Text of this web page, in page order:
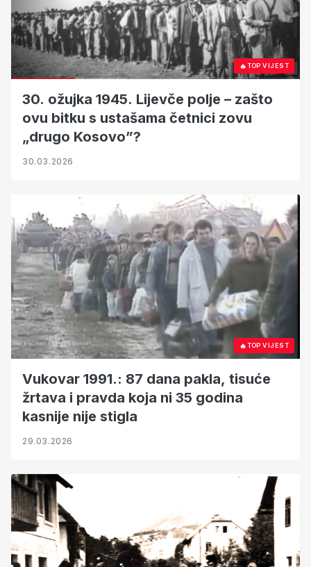
🔥TOP VIJEST
30. ožujka 1945. Lijevče polje – zašto
ovu bitku s ustašama četnici zovu
„drugo Kosovo”?
30.03.2026
🔥TOP VIJEST
Vukovar 1991.: 87 dana pakla, tisuće
žrtava i pravda koja ni 35 godina
kasnije nije stigla
29.03.2026